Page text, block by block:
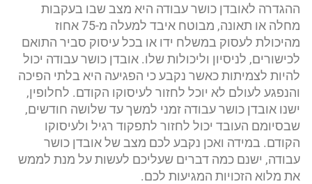
ההגדרה לאובדן כושר עבודה היא מצב שבו בעקבות
מחלה או תאונה, מבוטח איבד למעלה מ-75 אחוז
מהיכולת לעסוק במשלח ידו או בכל עיסוק סביר התואם
לכישורים, לניסיון וליכולות שלו. אובדן כושר עבודה יכול
להיות לצמיתות כאשר נקבע כי הפגיעה היא בלתי הפיכה
והנפגע לעולם לא יוכל לחזור לעיסוקו הקודם. לחלופין,
ישנו אובדן כושר עבודה זמני למשך עד שלושה חודשים,
שבסיומם העובד יכול לחזור לתפקוד רגיל ולעיסוקו
הקודם. במידה ואכן נקבע לכם מצב של אובדן כושר
עבודה, ישנם כמה דברים שעליכם לעשות על מנת לממש
את מלוא הזכויות המגיעות לכם.